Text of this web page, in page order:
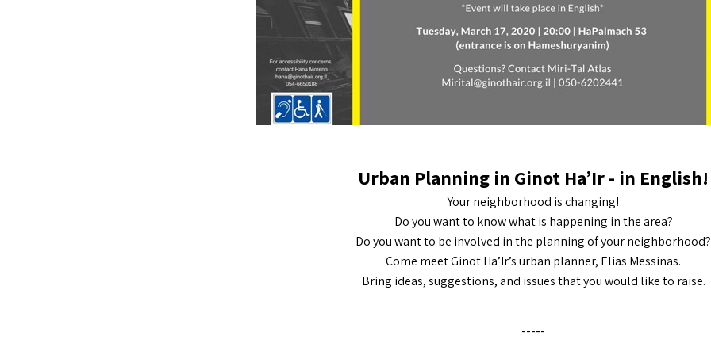
Urban Planning in Ginot Ha’Ir - in English!
Your neighborhood is changing!
Do you want to know what is happening in the area?
Do you want to be involved in the planning of your neighborhood?
Come meet Ginot Ha’Ir’s urban planner, Elias Messinas.
Bring ideas, suggestions, and issues that you would like to raise.
-----